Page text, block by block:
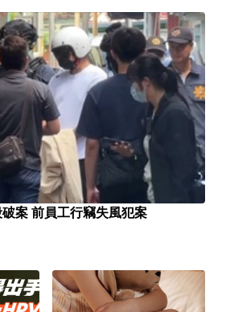
破案 前員工行竊失風犯案